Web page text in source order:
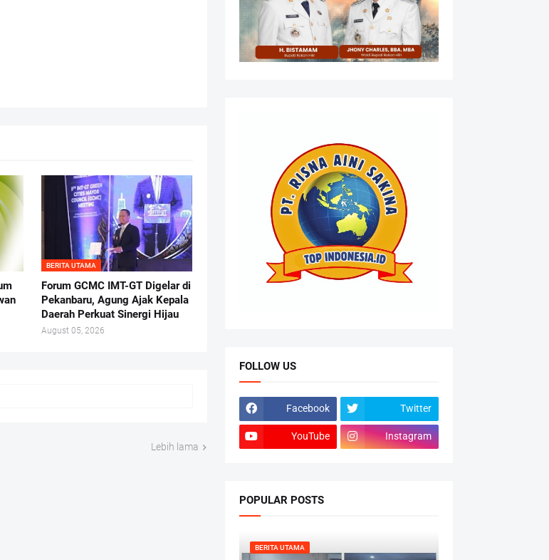
BERITA UTAMA
Forum GCMC IMT-GT Digelar di
Pekanbaru, Agung Ajak Kepala
Daerah Perkuat Sinergi Hijau
August 05, 2026
Lebih lama
FOLLOW US
Facebook Twitter
YouTube Instagram
POPULAR POSTS
BERITA UTAMA